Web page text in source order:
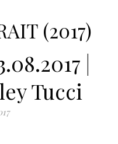
(2017)
|
Tucci